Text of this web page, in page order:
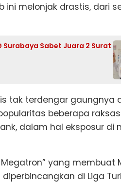
melonjak drastis, dari
Surabaya Sabet Juara 2 Surat
tak terdengar gaungnya
beberapa
dalam hal eksposur di
yang membuat
di Liga